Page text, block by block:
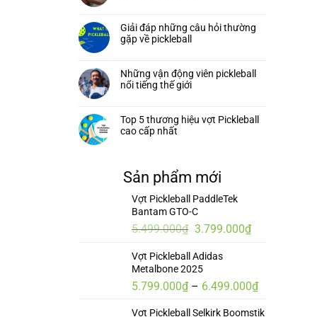
Giải đáp những câu hỏi thường
gặp về pickleball
Những vận động viên pickleball
nổi tiếng thế giới
Top 5 thương hiệu vợt Pickleball
cao cấp nhất
Sản phẩm mới
Vợt Pickleball PaddleTek
Bantam GTO-C
5.499.000₫ Giá
là:
5.499.000₫.
3.799.000₫Giá
3.799.000₫.
Vợt Pickleball Adidas
Metalbone 2025
5.799.000₫ – 6.499.000₫Khoảng
Vợt Pickleball Selkirk Boomstik